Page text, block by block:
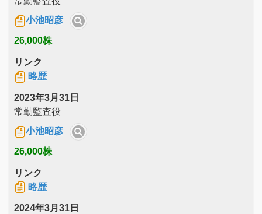
小池昭彦
26,000株
リンク
略歴
2023年3月31日
常勤監査役
小池昭彦
26,000株
リンク
略歴
2024年3月31日